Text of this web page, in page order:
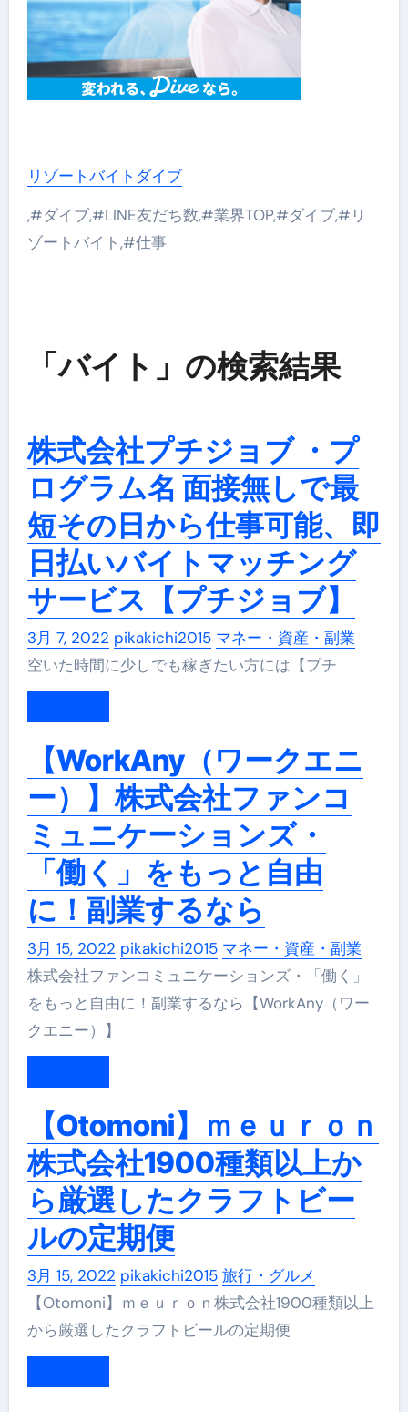
リゾートバイトダイブ
,#ダイブ,#LINE友だち数,#業界TOP,#ダイブ,#リ
ゾートバイト,#仕事
「バイト」の検索結果
株式会社プチジョブ ・プ
ログラム名 面接無しで最
短その日から仕事可能、即
日払いバイトマッチング
サービス【プチジョブ】
3月 7, 2022 pikakichi2015 マネー・資産・副業
空いた時間に少しでも稼ぎたい方には【プチ
【WorkAny（ワークエニ
ー）】株式会社ファンコ
ミュニケーションズ・
「働く」をもっと自由
に！副業するなら
3月 15, 2022 pikakichi2015 マネー・資産・副業
株式会社ファンコミュニケーションズ・「働く」
をもっと自由に！副業するなら【WorkAny（ワー
クエニー）】
【Otomoni】ｍｅｕｒｏｎ
株式会社1900種類以上か
ら厳選したクラフトビー
ルの定期便
3月 15, 2022 pikakichi2015 旅行・グルメ
【Otomoni】ｍｅｕｒｏｎ株式会社1900種類以上
から厳選したクラフトビールの定期便